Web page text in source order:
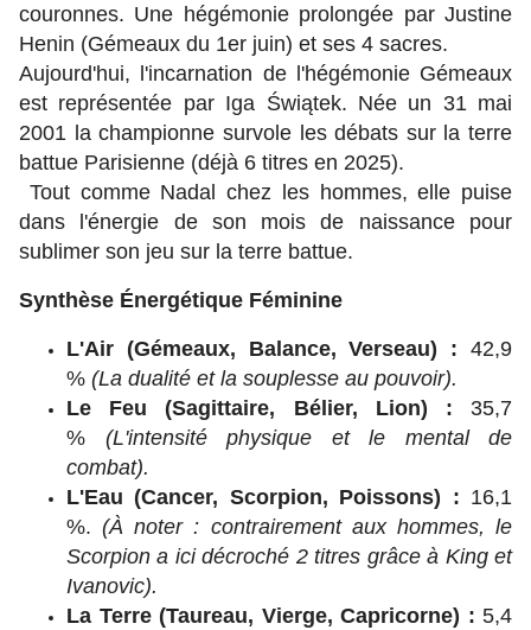
couronnes. Une hégémonie prolongée par Justine
Henin (Gémeaux du 1er juin) et ses 4 sacres.
Aujourd'hui, l'incarnation de l'hégémonie Gémeaux
est représentée par Iga Świątek. Née un 31 mai
2001 la championne survole les débats sur la terre
battue Parisienne (déjà 6 titres en 2025).
Tout comme Nadal chez les hommes, elle puise
dans l'énergie de son mois de naissance pour
sublimer son jeu sur la terre battue.
Synthèse Énergétique Féminine
L'Air (Gémeaux, Balance, Verseau) : 42,9
% (La dualité et la souplesse au pouvoir).
Le Feu (Sagittaire, Bélier, Lion) : 35,7
% (L'intensité physique et le mental de
combat).
L'Eau (Cancer, Scorpion, Poissons) : 16,1
%.(À noter : contrairement aux hommes, le
Scorpion a ici décroché 2 titres grâce à King et
Ivanovic).
La Terre (Taureau, Vierge, Capricorne) : 5,4